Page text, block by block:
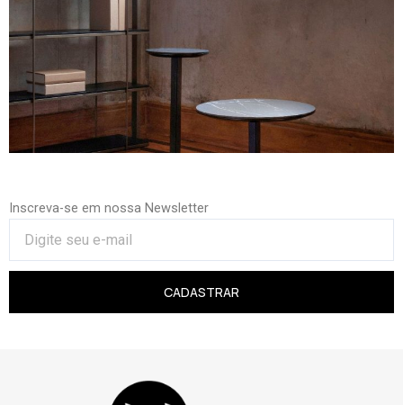
Inscreva-se em nossa Newsletter
CADASTRAR